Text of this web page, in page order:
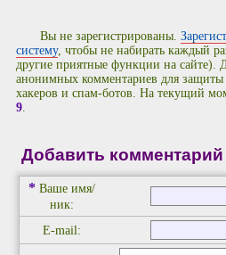
Вы не зарегистрированы.
систему, чтобы не набирать каждый
другие приятные функции на сайте).
анонимных комментариев для
хакеров и спам-ботов. На текущий
9
Добавить комментарий
* Ваше имя/
ник:
E-mail: